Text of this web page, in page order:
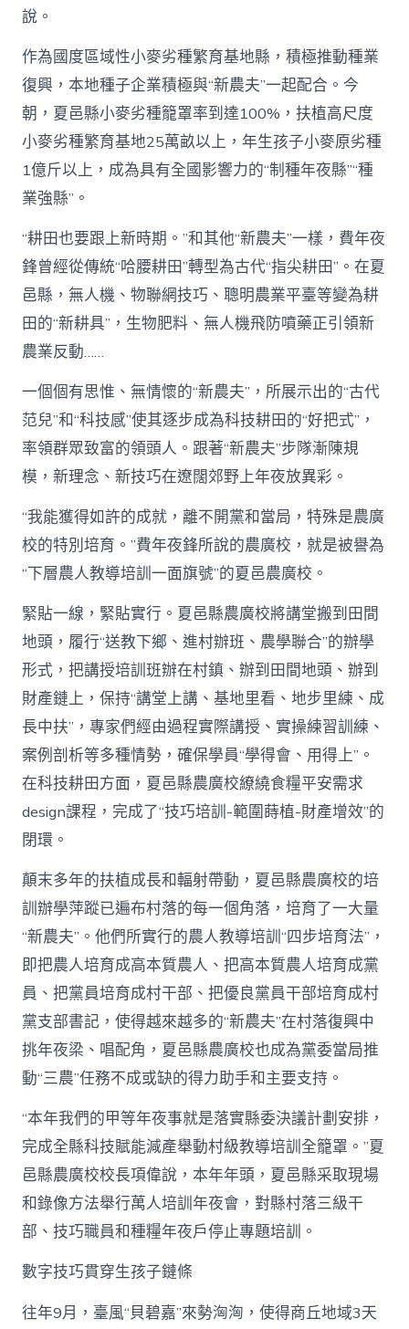
說。
作為國度區域性小麥劣種繁育基地縣，積極推動種業
復興，本地種子企業積極與“新農夫”一起配合。今
朝，夏邑縣小麥劣種籠罩率到達100%，扶植高尺度
小麥劣種繁育基地25萬畝以上，年生孩子小麥原劣種
1億斤以上，成為具有全國影響力的“制種年夜縣”“種
業強縣”。
“耕田也要跟上新時期。”和其他“新農夫”一樣，費年夜
鋒曾經從傳統“哈腰耕田”轉型為古代“指尖耕田”。在夏
邑縣，無人機、物聯網技巧、聰明農業平臺等變為耕
田的“新耕具”，生物肥料、無人機飛防噴藥正引領新
農業反動……
一個個有思惟、無情懷的“新農夫”，所展示出的“古代
范兒”和“科技感”使其逐步成為科技耕田的“好把式”，
率領群眾致富的領頭人。跟著“新農夫”步隊漸陳規
模，新理念、新技巧在遼闊郊野上年夜放異彩。
“我能獲得如許的成就，離不開黨和當局，特殊是農廣
校的特別培育。”費年夜鋒所說的農廣校，就是被譽為
“下層農人教導培訓一面旗號”的夏邑農廣校。
緊貼一線，緊貼實行。夏邑縣農廣校將講堂搬到田間
地頭，履行“送教下鄉、進村辦班、農學聯合”的辦學
形式，把講授培訓班辦在村鎮、辦到田間地頭、辦到
財產鏈上，保持“講堂上講、基地里看、地步里練、成
長中扶”，專家們經由過程實際講授、實操練習訓練、
案例剖析等多種情勢，確保學員“學得會、用得上”。
在科技耕田方面，夏邑縣農廣校繚繞食糧平安需求
design課程，完成了“技巧培訓-範圍蒔植-財產增效”的
閉環。
顛末多年的扶植成長和輻射帶動，夏邑縣農廣校的培
訓辦學萍蹤已遍布村落的每一個角落，培育了一大量
“新農夫”。他們所實行的農人教導培訓“四步培育法”，
即把農人培育成高本質農人、把高本質農人培育成黨
員、把黨員培育成村干部、把優良黨員干部培育成村
黨支部書記，使得越來越多的“新農夫”在村落復興中
挑年夜梁、唱配角，夏邑縣農廣校也成為黨委當局推
動“三農”任務不成或缺的得力助手和主要支持。
“本年我們的甲等年夜事就是落實縣委決議計劃安排，
完成全縣科技賦能減產舉動村級教導培訓全籠罩。”夏
邑縣農廣校校長項偉說，本年年頭，夏邑縣采取現場
和錄像方法舉行萬人培訓年夜會，對縣村落三級干
部、技巧職員和種糧年夜戶停止專題培訓。
數字技巧貫穿生孩子鏈條
往年9月，臺風“貝碧嘉”來勢洶洶，使得商丘地域3天